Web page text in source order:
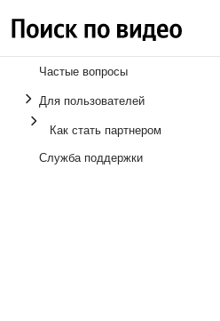
Частые вопросы
Для пользователей
Как стать партнером
Служба поддержки